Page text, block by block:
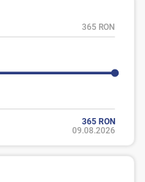
365 RON
365 RON
09.08.2026